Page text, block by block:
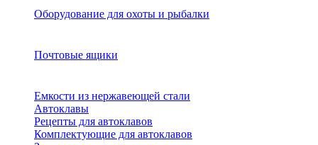
Оборудование для охоты и рыбалки
Почтовые ящики
Емкости из нержавеющей стали
Автоклавы
Рецепты для автоклавов
Комплектующие для автоклавов